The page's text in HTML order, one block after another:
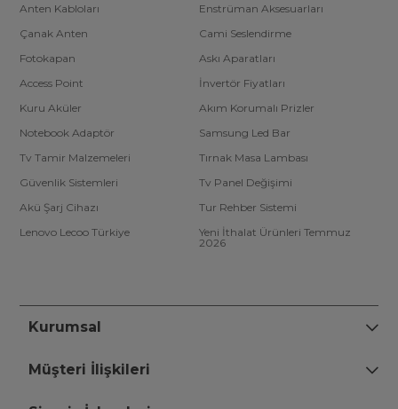
Anten Kabloları
Enstrüman Aksesuarları
Çanak Anten
Cami Seslendirme
Fotokapan
Askı Aparatları
Access Point
İnvertör Fiyatları
Kuru Aküler
Akım Korumalı Prizler
Notebook Adaptör
Samsung Led Bar
Tv Tamir Malzemeleri
Tırnak Masa Lambası
Güvenlik Sistemleri
Tv Panel Değişimi
Akü Şarj Cihazı
Tur Rehber Sistemi
Lenovo Lecoo Türkiye
Yeni İthalat Ürünleri Temmuz
2026
Kurumsal
Müşteri İlişkileri